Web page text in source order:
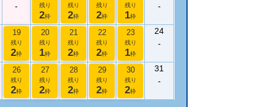
-
残り
2枠
残り
2枠
残り
2枠
残り
1枠
-
19
残り
2枠
20
残り
1枠
21
残り
2枠
22
残り
2枠
23
残り
1枠
24
-
26
残り
2枠
27
残り
2枠
28
残り
2枠
29
残り
2枠
30
残り
2枠
31
-